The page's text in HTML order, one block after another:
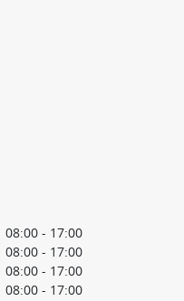
08:00 - 17:00
08:00 - 17:00
08:00 - 17:00
08:00 - 17:00